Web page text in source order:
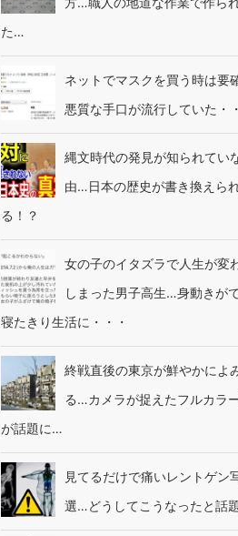
た…
ネットでマスクを買う時は要
悪質な手口が流行していた・
縄文時代の発見が知られてい
由…日本の歴史が書き換えら
る！？
女の子のイタズラで人生が変
しまった男子高生…身動きが
寝たきり生活に・・・
終戦直後の東京が鮮やかによ
る…カメラが捉えたフルカラ
が話題に…
見てるだけで痛いレントゲン
選…どうしてこうなったと話